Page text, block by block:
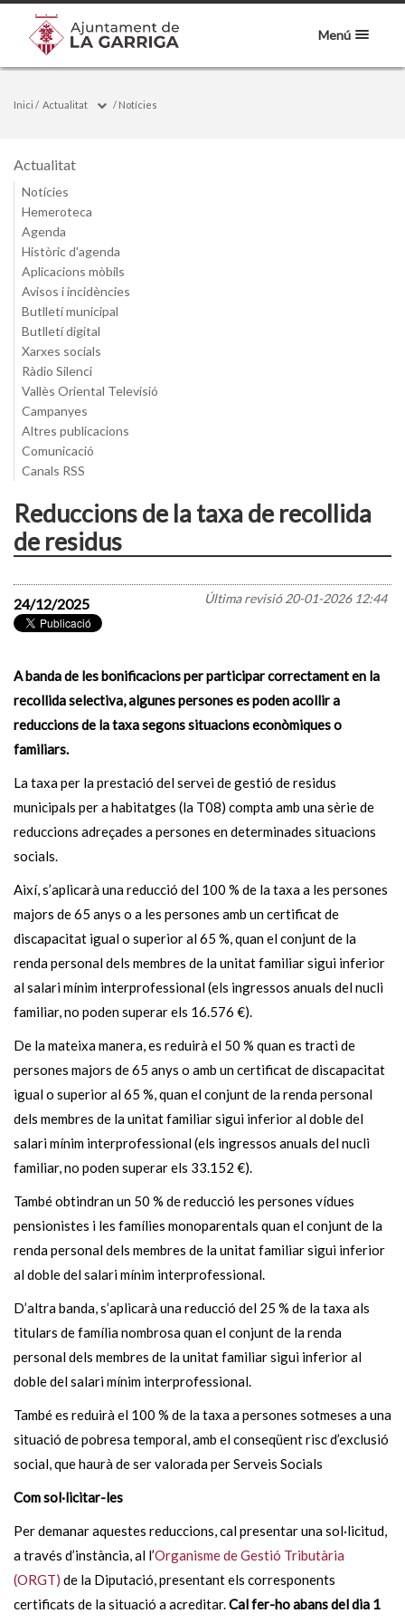
Menú
Inici / Actualitat / Notícies
Actualitat
Notícies
Hemeroteca
Agenda
Històric d'agenda
Aplicacions mòbils
Avisos i incidències
Butlletí municipal
Butlletí digital
Xarxes socials
Ràdio Silenci
Vallès Oriental Televisió
Campanyes
Altres publicacions
Comunicació
Canals RSS
Reduccions de la taxa de recollida
de residus
Última revisió20-01-2026 12:44
24/12/2025
A banda de les bonificacions per participar correctament en la
recollida selectiva, algunes persones es poden acollir a
reduccions de la taxa segons situacions econòmiques o
familiars.
La taxa per la prestació del servei de gestió de residus
municipals per a habitatges (la T08) compta amb una sèrie de
reduccions adreçades a persones en determinades situacions
socials.
Així, s’aplicarà una reducció del 100 % de la taxa a les persones
majors de 65 anys o a les persones amb un certificat de
discapacitat igual o superior al 65 %, quan el conjunt de la
renda personal dels membres de la unitat familiar sigui inferior
al salari mínim interprofessional (els ingressos anuals del nucli
familiar, no poden superar els 16.576 €).
De la mateixa manera, es reduirà el 50 % quan es tracti de
persones majors de 65 anys o amb un certificat de discapacitat
igual o superior al 65 %, quan el conjunt de la renda personal
dels membres de la unitat familiar sigui inferior al doble del
salari mínim interprofessional (els ingressos anuals del nucli
familiar, no poden superar els 33.152 €).
També obtindran un 50 % de reducció les persones vídues
pensionistes i les famílies monoparentals quan el conjunt de la
renda personal dels membres de la unitat familiar sigui inferior
al doble del salari mínim interprofessional.
D’altra banda, s’aplicarà una reducció del 25 % de la taxa als
titulars de família nombrosa quan el conjunt de la renda
personal dels membres de la unitat familiar sigui inferior al
doble del salari mínim interprofessional.
També es reduirà el 100 % de la taxa a persones sotmeses a una
situació de pobresa temporal, amb el conseqüent risc d’exclusió
social, que haurà de ser valorada per Serveis Socials
Com sol·licitar-les
Per demanar aquestes reduccions, cal presentar una sol·licitud,
a través d’instància, al l’Organisme de Gestió Tributària
(ORGT) de la Diputació, presentant els corresponents
certificats de la situació a acreditar.Cal fer-ho abans del dia 1